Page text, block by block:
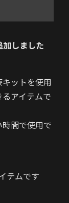
しました
ットを使用
アイテムで
間で使用で
テムです